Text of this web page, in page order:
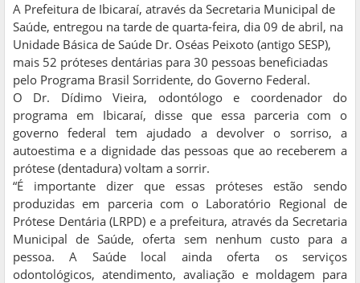
A Prefeitura de Ibicaraí, através da Secretaria Municipal de
Saúde, entregou na tarde de quarta-feira, dia 09 de abril, na
Unidade Básica de Saúde Dr. Oséas Peixoto (antigo SESP),
mais 52 próteses dentárias para 30 pessoas beneficiadas
pelo Programa Brasil Sorridente, do Governo Federal.
O Dr. Dídimo Vieira, odontólogo e coordenador do
programa em Ibicaraí, disse que essa parceria com o
governo federal tem ajudado a devolver o sorriso, a
autoestima e a dignidade das pessoas que ao receberem a
prótese (dentadura) voltam a sorrir.
“É importante dizer que essas próteses estão sendo
produzidas em parceria com o Laboratório Regional de
Prótese Dentária (LRPD) e a prefeitura, através da Secretaria
Municipal de Saúde, oferta sem nenhum custo para a
pessoa. A Saúde local ainda oferta os serviços
odontológicos, atendimento, avaliação e moldagem para